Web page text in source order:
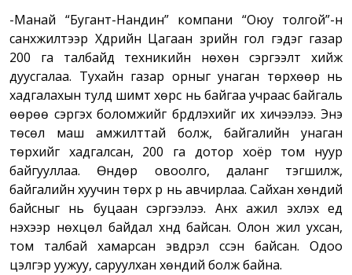
-Манай “Бугант-Нандин” компани “Оюу толгой”-н
санхүүжилтээр Хүдрийн Цагаан зүрийн гол гэдэг газар
200 га талбайд техникийн нөхөн сэргээлт хийж
дуусгалаа. Тухайн газар орныг унаган төрхөөр нь
хадгалахын тулд шимт хөрс нь байгаа учраас байгаль
өөрөө сэргэх боломжийг бүрдүүлэхийг их хичээлээ. Энэ
төсөл маш амжилттай болж, байгалийн унаган
төрхийг хадгалсан, 200 га дотор хоёр том нуур
байгууллаа. Өндөр овоолго, даланг тэгшилж,
байгалийн хуучин төрх рүү нь авчирлаа. Сайхан хөндий
байсныг нь буцаан сэргээлээ. Анх ажил эхлэх үед
үнэхээр нөхцөл байдал хүнд байсан. Олон жил ухсан,
том талбай хамарсан эвдрэл үүссэн байсан. Одоо
цэлгэр уужуу, саруулхан хөндий болж байна.